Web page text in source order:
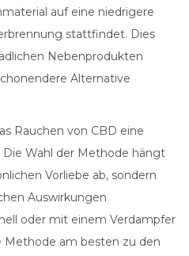
auf eine niedrigere
stattfindet. Dies
Nebenprodukten
Alternative
Rauchen von CBD eine
Wahl der Methode hängt
Vorliebe ab, sondern
Auswirkungen
oder mit einem Verdampfer
Methode am besten zu den